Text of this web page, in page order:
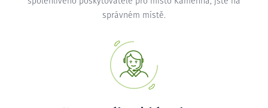
správném místě.